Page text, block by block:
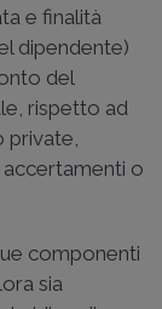
e finalità
dipendente)
del
rispetto ad
private,
accertamenti o
componenti
sia